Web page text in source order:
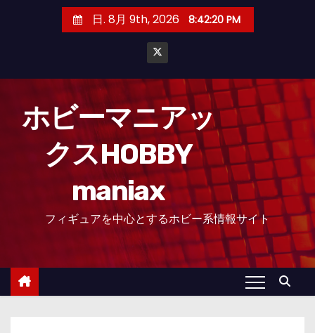
日. 8月 9th, 2026 8:42:21 PM
ホビーマニアッ
クスHOBBY
maniax
フィギュアを中心とするホビー系情報サイト